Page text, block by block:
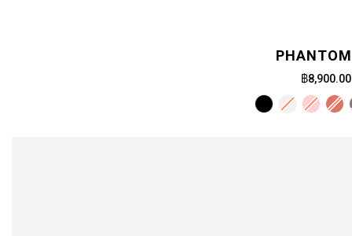
฿8,900.00